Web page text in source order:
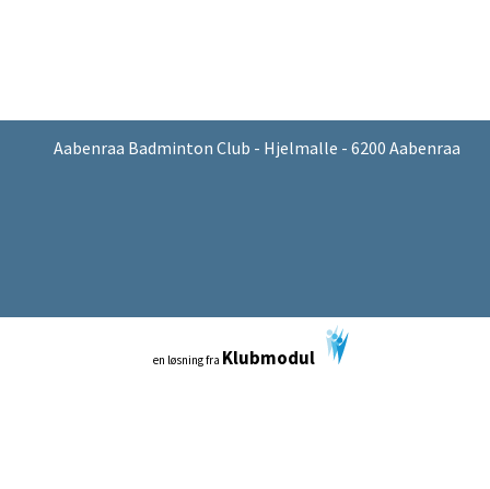
Aabenraa Badminton Club - Hjelmalle - 6200 Aabenraa
en løsning fra Klubmodul